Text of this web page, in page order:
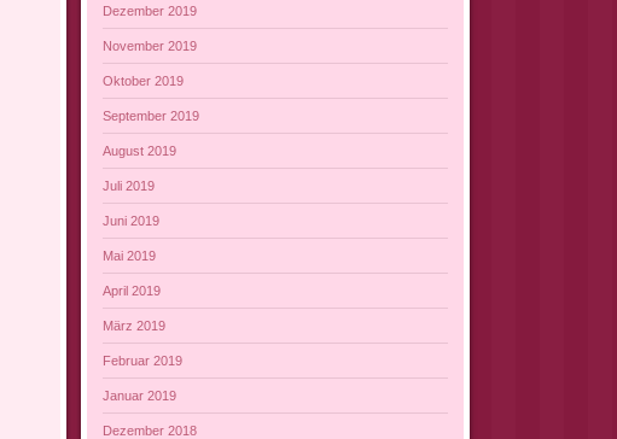
Dezember 2019
November 2019
Oktober 2019
September 2019
August 2019
Juli 2019
Juni 2019
Mai 2019
April 2019
März 2019
Februar 2019
Januar 2019
Dezember 2018